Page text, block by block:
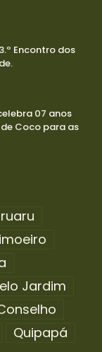
Encontro dos
07 anos
Coco para as
Jardim
Quipapá